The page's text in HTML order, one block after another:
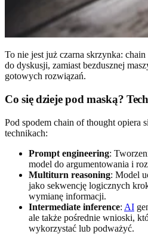
To nie jest już czarna skrzynka:
do dyskusji, zamiast bezdusznej
gotowych rozwiązań.
Co się dzieje pod maską?
Pod spodem chain of thought opiera
technikach:
Prompt engineering:
model do argumentowania i
Multiturn reasoning: Model
jako sekwencję logicznych
wymianę informacji.
Intermediate inference: AI
ale także pośrednie wnioski,
wykorzystać lub podważyć.